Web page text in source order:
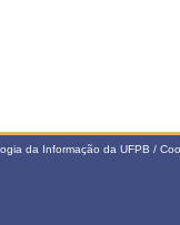
da Informação da UFPB /